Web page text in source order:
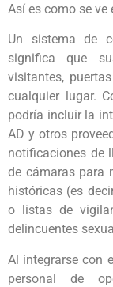
Así es como se
Un sistema de
significa que
visitantes,
cualquier lugar.
podría incluir la
AD y otros
notificaciones de
de cámaras para
históricas (es
o listas de
delincuentes
Al integrarse con
personal de